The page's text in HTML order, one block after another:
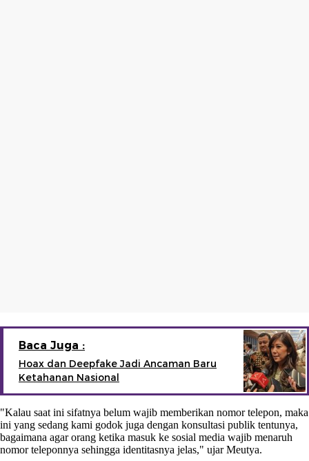
Baca Juga :
Hoax dan Deepfake Jadi Ancaman Baru
Ketahanan Nasional
"Kalau saat ini sifatnya belum wajib memberikan nomor telepon, maka
ini yang sedang kami godok juga dengan konsultasi publik tentunya,
bagaimana agar orang ketika masuk ke sosial media wajib menaruh
nomor teleponnya sehingga identitasnya jelas," ujar Meutya.